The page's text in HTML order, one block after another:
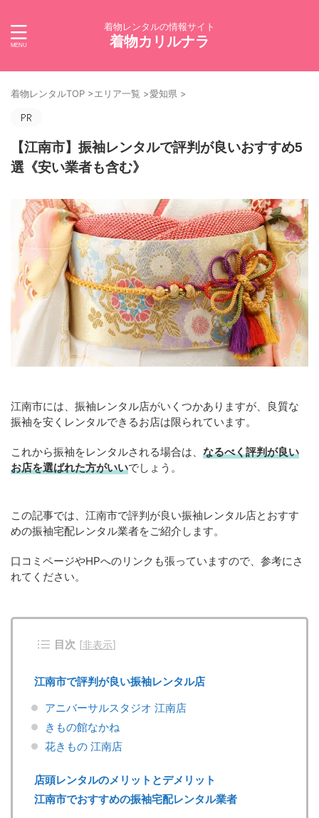
着物レンタルの情報サイト
着物カリルナラ
着物レンタルTOP >エリア一覧 >愛知県 >
【江南市】振袖レンタルで評判が良いおすすめ5
選《安い業者も含む》
江南市には、振袖レンタル店がいくつかありますが、良質な
振袖を安くレンタルできるお店は限られています。
これから振袖をレンタルされる場合は、 なるべく評判が良い
お店を選ばれた方がいいでしょう。
この記事では、江南市で評判が良い振袖レンタル店とおすす
めの振袖宅配レンタル業者をご紹介します。
口コミページやHPへのリンクも張っていますので、参考にさ
れてください。
目次 [非表示]
江南市で評判が良い振袖レンタル店
アニバーサルスタジオ 江南店
きもの館なかね
花きもの 江南店
店頭レンタルのメリットとデメリット
江南市でおすすめの振袖宅配レンタル業者